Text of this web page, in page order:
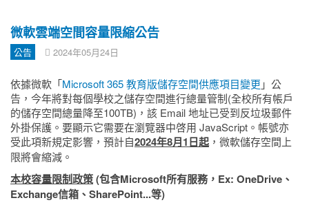
微軟雲端空間容量限縮公告
公告 2024年05月24日
依據微軟「Microsoft 365 教育版儲存空間供應項目變更 」公
告， 今年將對每個學校之儲存空間進行總量管制(全校所有帳戶
的儲存空間總量降至100TB)， 該 Email 地址已受到反垃圾郵件
外掛保護。要顯示它需要在瀏覽器中啓用 JavaScript。 帳號亦
受此項新規定影響，預計自2024年8月1日起 ，微軟儲存空間上
限將會縮減。
本校容量限制政策(包含Microsoft所有服務，Ex: OneDrive、
Exchange信箱、SharePoint...等)